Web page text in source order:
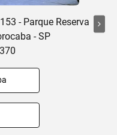
- Parque Reserva
- SP